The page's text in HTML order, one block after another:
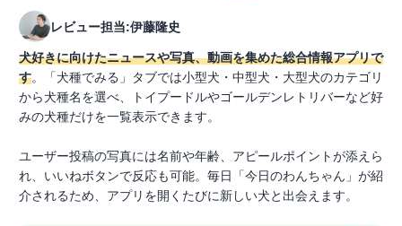
レビュー担当:伊藤隆史
犬好きに向けたニュースや写真、動画を集めた総合情報アプリで
す。「犬種でみる」タブでは小型犬・中型犬・大型犬のカテゴリ
から犬種名を選べ、トイプードルやゴールデンレトリバーなど好
みの犬種だけを一覧表示できます。
ユーザー投稿の写真には名前や年齢、アピールポイントが添えら
れ、いいねボタンで反応も可能。毎日「今日のわんちゃん」が紹
介されるため、アプリを開くたびに新しい犬と出会えます。